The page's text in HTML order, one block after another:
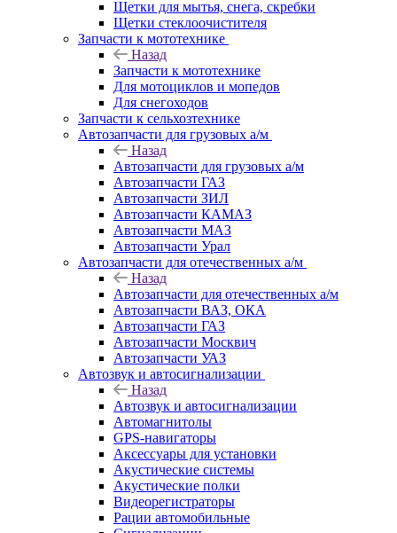
Щетки для мытья, снега, скребки
Щетки стеклоочистителя
Запчасти к мототехнике
Назад
Запчасти к мототехнике
Для мотоциклов и мопедов
Для снегоходов
Запчасти к сельхозтехнике
Автозапчасти для грузовых а/м
Назад
Автозапчасти для грузовых а/м
Автозапчасти ГАЗ
Автозапчасти ЗИЛ
Автозапчасти КАМАЗ
Автозапчасти МАЗ
Автозапчасти Урал
Автозапчасти для отечественных а/м
Назад
Автозапчасти для отечественных а/м
Автозапчасти ВАЗ, ОКА
Автозапчасти ГАЗ
Автозапчасти Москвич
Автозапчасти УАЗ
Автозвук и автосигнализации
Назад
Автозвук и автосигнализации
Автомагнитолы
GPS-навигаторы
Аксессуары для установки
Акустические системы
Акустические полки
Видеорегистраторы
Рации автомобильные